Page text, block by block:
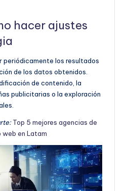
hacer ajustes
periódicamente los resultados
de los datos obtenidos.
de contenido, la
publicitarias o la exploración
Top 5 mejores agencias de
web en Latam